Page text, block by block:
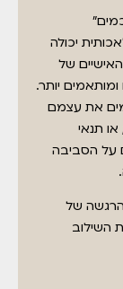
יכולה
של
יותר.
את עצמם
תנאי
על הסביבה
של
השילוב